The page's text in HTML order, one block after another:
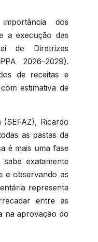
dos
a execução das
de Diretrizes
2026–2029).
de receitas e
estimativa de
Ricardo
as pastas da
é mais uma fase
exatamente
e observando as
representa
entre as
na aprovação do